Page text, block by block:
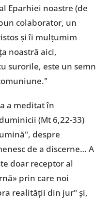
Eparhiei noastre (de
colaborator, un
și îi mulțumim
noastră aici,
surorile, este un semn
a meditat în
(Mt 6,22-33)
despre
de a discerne… A
doar receptor al
prin care noi
realității din jur" și,